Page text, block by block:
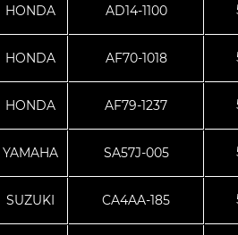
HONDA AD14-1100
HONDA AF70-1018
HONDA AF79-1237
YAMAHA SA57J-005
SUZUKI CA4AA-185